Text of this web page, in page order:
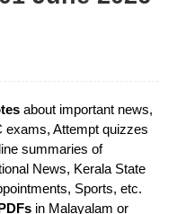
about important news,
exams, Attempt quizzes
summaries of
News, Kerala State
Sports, etc.
in Malayalam or